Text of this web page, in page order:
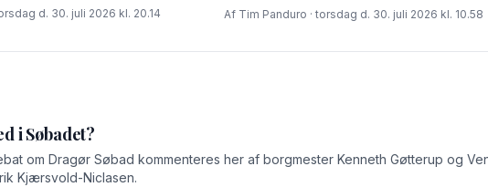
d. 30. juli 2026 kl. 20.14
gård for godt 100 år siden.
Af Tim Panduro · torsdag d. 30. juli 2026 kl. 10.58
i Søbadet?
om Dragør Søbad kommenteres her af borgmester Kenneth Gøtterup og
Kjærsvold-Niclasen.